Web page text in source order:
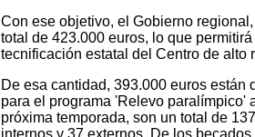
Con ese objetivo, el Gobierno
total de 423.000 euros, lo que
tecnificación estatal del Centro de alto
De esa cantidad, 393.000 euros
para el programa 'Relevo paralímpico'
próxima temporada, son un total de